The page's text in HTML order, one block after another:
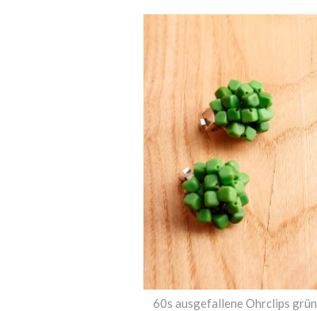
60s ausgefallene Ohrclips grün